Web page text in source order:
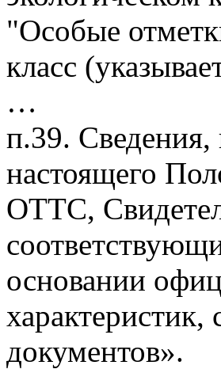
"Особые
класс
…
п.39. Сведения,
настоящего
ОТТС,
основании
документов».